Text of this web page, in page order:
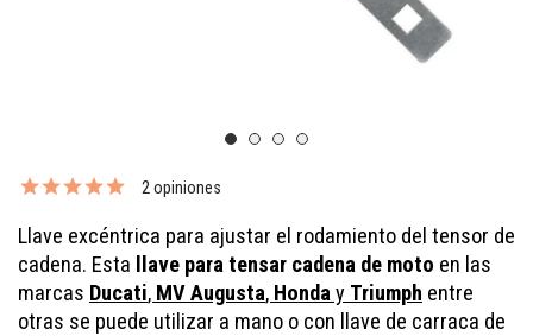
2 opiniones
Llave excéntrica para ajustar el rodamiento del tensor de
cadena. Esta
llave para tensar cadena de moto en las
marcas Ducati, MV Augusta, Honday Triumph entre
otras se puede utilizar a mano o con llave de carraca de